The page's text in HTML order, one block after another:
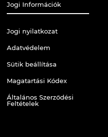
Jogi Információk
Jogi nyilatkozat
Adatvédelem
Sütik beállítása
Magatartási Kódex
Általános Szerződési
Feltételek